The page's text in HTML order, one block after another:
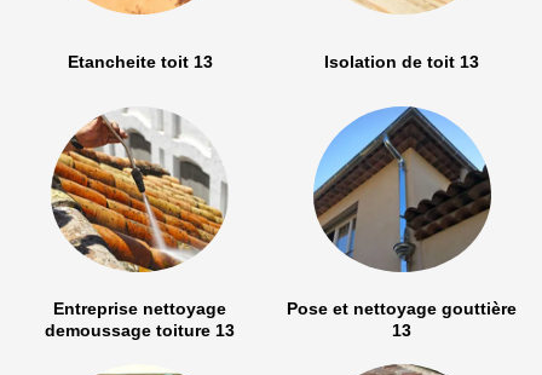
Etancheite toit 13 Isolation de toit 13
Entreprise nettoyage
demoussage toiture 13
Pose et nettoyage gouttière
13